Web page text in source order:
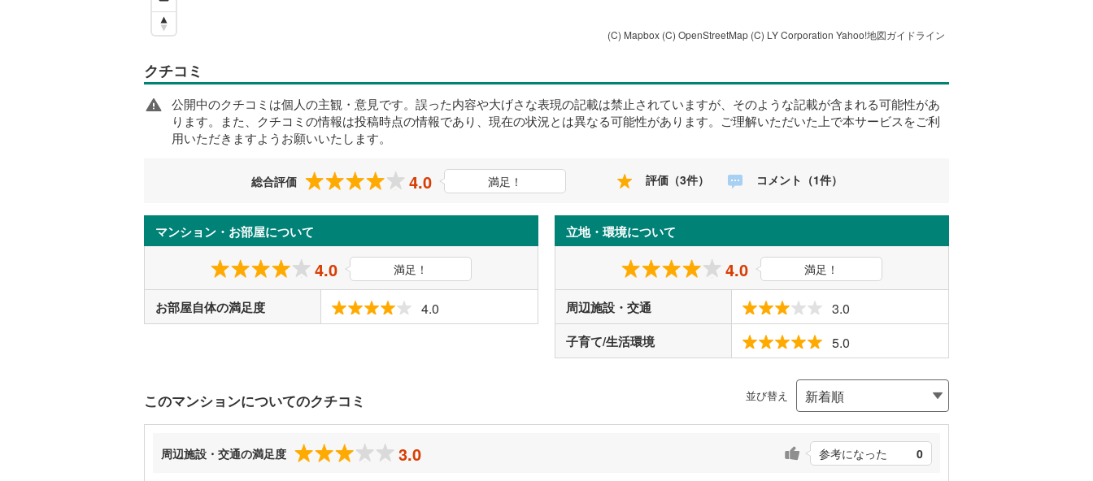
(C) Mapbox (C) OpenStreetMap (C) LY Corporation Yahoo!地図ガイドライン
クチコミ
公開中のクチコミは個人の主観・意見です。誤った内容や大げさな表現の記載は禁止されていますが、そのような記載が含まれる可能性があ
ります。また、クチコミの情報は投稿時点の情報であり、現在の状況とは異なる可能性があります。ご理解いただいた上で本サービスをご利
用いただきますようお願いいたします。
総合評価 4.0 満足！ 評価（3件） コメント（1件）
マンション・お部屋について
4.0 満足！
お部屋自体の満足度 4.0
立地・環境について
4.0 満足！
周辺施設・交通 3.0
子育て/生活環境 5.0
このマンションについてのクチコミ 並び替え
周辺施設・交通の満足度 3.0 参考になった 0